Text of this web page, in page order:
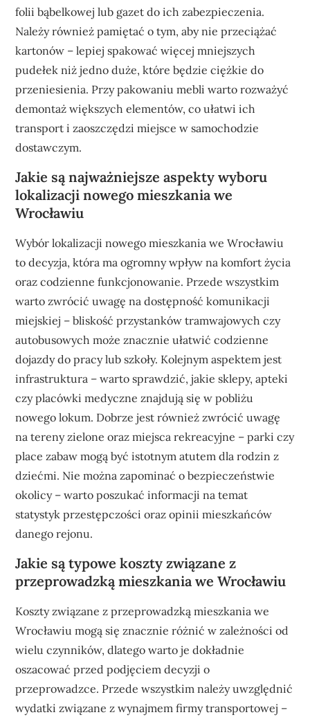
folii bąbelkowej lub gazet do ich zabezpieczenia.
Należy również pamiętać o tym, aby nie przeciążać
kartonów – lepiej spakować więcej mniejszych
pudełek niż jedno duże, które będzie ciężkie do
przeniesienia. Przy pakowaniu mebli warto rozważyć
demontaż większych elementów, co ułatwi ich
transport i zaoszczędzi miejsce w samochodzie
dostawczym.
Jakie są najważniejsze aspekty wyboru
lokalizacji nowego mieszkania we
Wrocławiu
Wybór lokalizacji nowego mieszkania we Wrocławiu
to decyzja, która ma ogromny wpływ na komfort życia
oraz codzienne funkcjonowanie. Przede wszystkim
warto zwrócić uwagę na dostępność komunikacji
miejskiej – bliskość przystanków tramwajowych czy
autobusowych może znacznie ułatwić codzienne
dojazdy do pracy lub szkoły. Kolejnym aspektem jest
infrastruktura – warto sprawdzić, jakie sklepy, apteki
czy placówki medyczne znajdują się w pobliżu
nowego lokum. Dobrze jest również zwrócić uwagę
na tereny zielone oraz miejsca rekreacyjne – parki czy
place zabaw mogą być istotnym atutem dla rodzin z
dziećmi. Nie można zapominać o bezpieczeństwie
okolicy – warto poszukać informacji na temat
statystyk przestępczości oraz opinii mieszkańców
danego rejonu.
Jakie są typowe koszty związane z
przeprowadzką mieszkania we Wrocławiu
Koszty związane z przeprowadzką mieszkania we
Wrocławiu mogą się znacznie różnić w zależności od
wielu czynników, dlatego warto je dokładnie
oszacować przed podjęciem decyzji o
przeprowadzce. Przede wszystkim należy uwzględnić
wydatki związane z wynajmem firmy transportowej –